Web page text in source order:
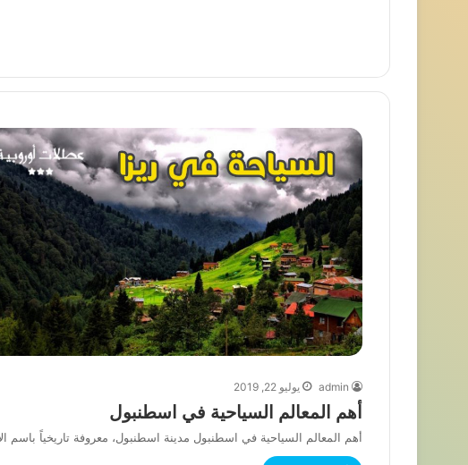
admin يوليو 22, 2019
أهم المعالم السياحية في اسطنبول
أهم المعالم السياحية في اسطنبول مدينة اسطنبول، معروفة تاريخياً